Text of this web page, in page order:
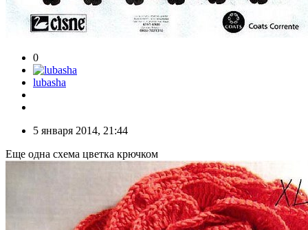
0
lubasha
5 января 2014, 21:44
Еще одна схема цветка крючком